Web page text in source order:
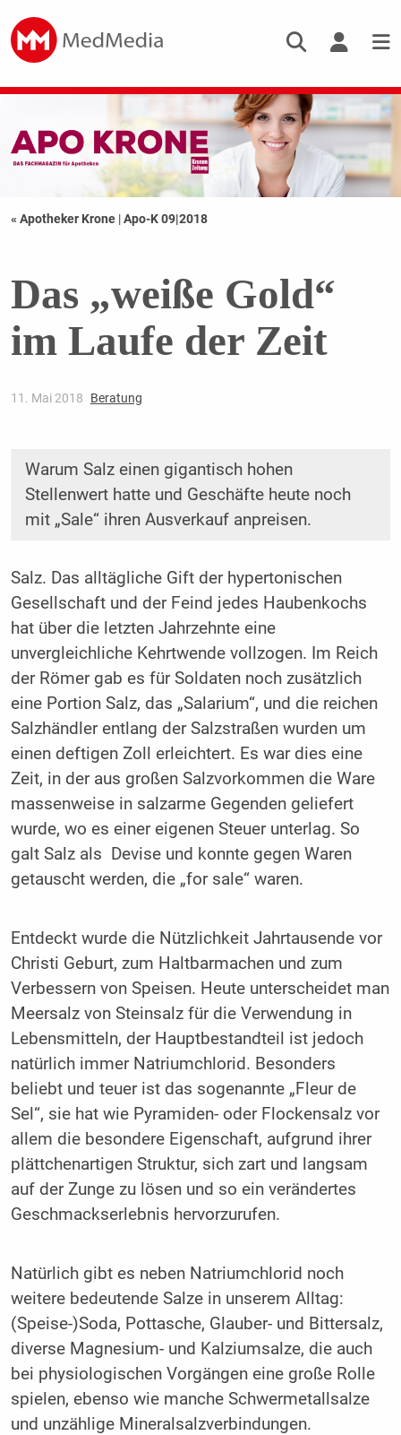
« Apotheker Krone |Apo-K 09|2018
Das „weiße Gold“
im Laufe der Zeit
11. Mai 2018 Beratung
Warum Salz einen gigantisch hohen
Stellenwert hatte und Geschäfte heute noch
mit „Sale“ ihren Ausverkauf anpreisen.
Salz. Das alltägliche Gift der hypertonischen
Gesell­schaft und der Feind jedes Haubenkochs
hat über die letzten Jahrzehnte eine
unvergleichliche Kehrtwende vollzogen. Im Reich
der Römer gab es für Soldaten noch zusätzlich
eine Portion Salz, das „Salarium“, und die rei­chen
Salzhändler entlang der Salzstraßen wurden um
einen deftigen Zoll erleichtert. Es war dies eine
Zeit, in der aus großen Salzvorkommen die Ware
massenweise in salzar­me Gegenden geliefert
wurde, wo es einer eigenen Steuer unterlag. So
galt Salz als Devise und konnte gegen Waren
getauscht werden, die „for sale“ waren.
Entdeckt wurde die Nützlichkeit Jahrtausende vor
Christi Geburt, zum Haltbarmachen und zum
Verbessern von Speisen. Heute unterscheidet man
Meersalz von Steinsalz für die Verwendung in
Lebensmitteln, der Hauptbestand­teil ist jedoch
natürlich immer Natriumchlorid. Besonders
beliebt und teuer ist das sogenannte „Fleur de
Sel“, sie hat wie Pyramiden- oder Flockensalz vor
allem die besondere Eigenschaft, aufgrund ihrer
plättchenartigen Struktur, sich zart und langsam
auf der Zunge zu lösen und so ein verän­dertes
Geschmackserlebnis hervorzurufen.
Natürlich gibt es neben Natriumchlorid noch
weitere be­deutende Salze in unserem Alltag:
(Speise-)Soda, Pott­asche, Glauber- und Bittersalz,
diverse Magnesium- und Kalziumsalze, die auch
bei physiologischen Vorgängen eine große Rolle
spielen, ebenso wie manche Schwermetallsalze
und unzählige Mineralsalzverbindungen.